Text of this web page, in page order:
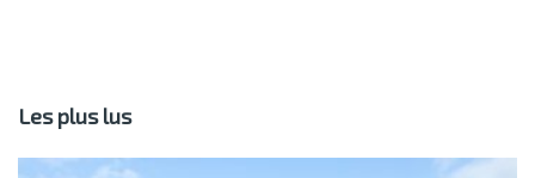
Les plus lus